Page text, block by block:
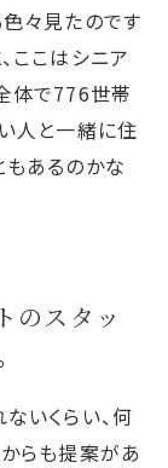
々見たのです
ここはシニア
体で776世帯
人と一緒に住
もあるのかな
のスタッ
いくらい、何
らも提案があ